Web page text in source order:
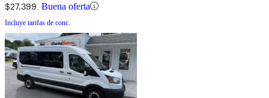
Door
$27,399 Buena oferta
Incluye tarifas de conc.